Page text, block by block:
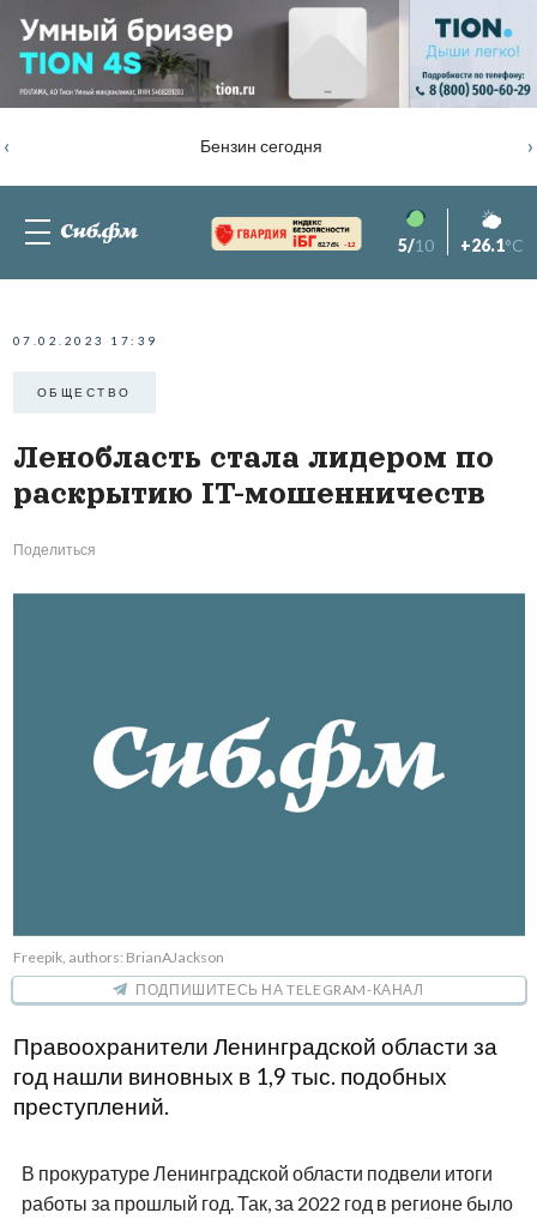
Бензин сегодня
‹ ›
82.76% -1.2 5/10 +26.1°C
07.02.2023 17:39
ОБЩЕСТВО
Ленобласть стала лидером по
раскрытию IT-мошенничеств
Поделиться
Freepik, authors: BrianAJackson
ПОДПИШИТЕСЬ НА TELEGRAM-КАНАЛ
Правоохранители Ленинградской области за
год нашли виновных в 1,9 тыс. подобных
преступлений.
В прокуратуре Ленинградской области подвели итоги
работы за прошлый год. Так, за 2022 год в регионе было